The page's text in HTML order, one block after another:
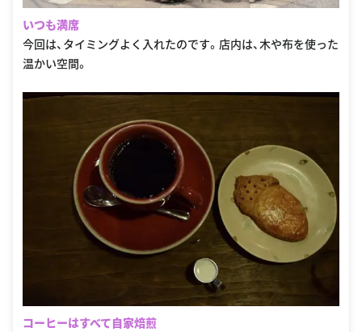
いつも満席
今回は、タイミングよく入れたのです。店内は、木や布を使った
温かい空間。
コーヒーはすべて自家焙煎